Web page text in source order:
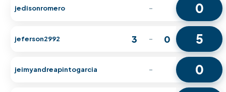
jedisonromero - 0
jeferson2992 3 - 0 5
jeimyandreapintogarcia - 0